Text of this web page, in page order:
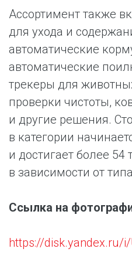
Ассортимент также
для ухода и
автоматические
автоматические
трекеры для
проверки чистоты,
и другие решения.
в категории
и достигает более 54
в зависимости от
Ссылка на
https://disk.yandex.ru/